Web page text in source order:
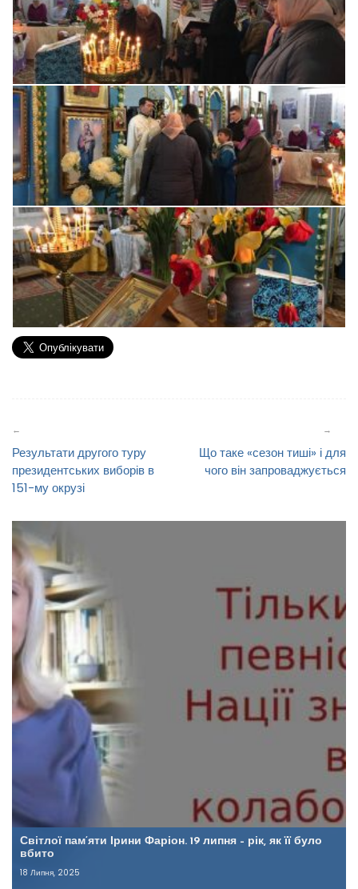
Результати другого туру
президентських виборів в
151-му окрузі
Що таке «сезон тиші» і для
чого він запроваджується
Світлої пам’яти Ірини Фаріон. 19 липня – рік, як її було
вбито
18 Липня, 2025